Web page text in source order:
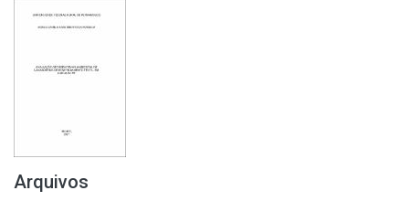
Arquivos